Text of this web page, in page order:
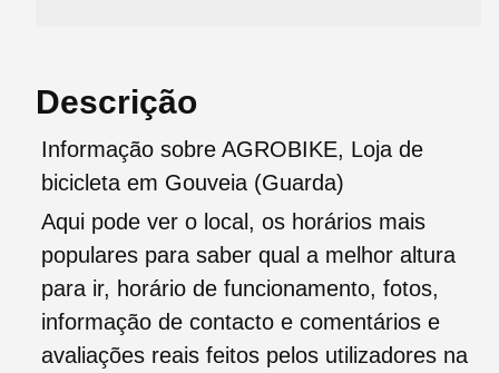
Descrição
Informação sobre AGROBIKE, Loja de
bicicleta em Gouveia (Guarda)
Aqui pode ver o local, os horários mais
populares para saber qual a melhor altura
para ir, horário de funcionamento, fotos,
informação de contacto e comentários e
avaliações reais feitos pelos utilizadores na